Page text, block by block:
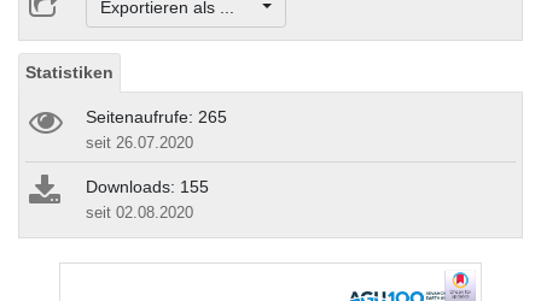
Exportieren als ...
Statistiken
Seitenaufrufe: 265
seit 26.07.2020
Downloads: 155
seit 02.08.2020